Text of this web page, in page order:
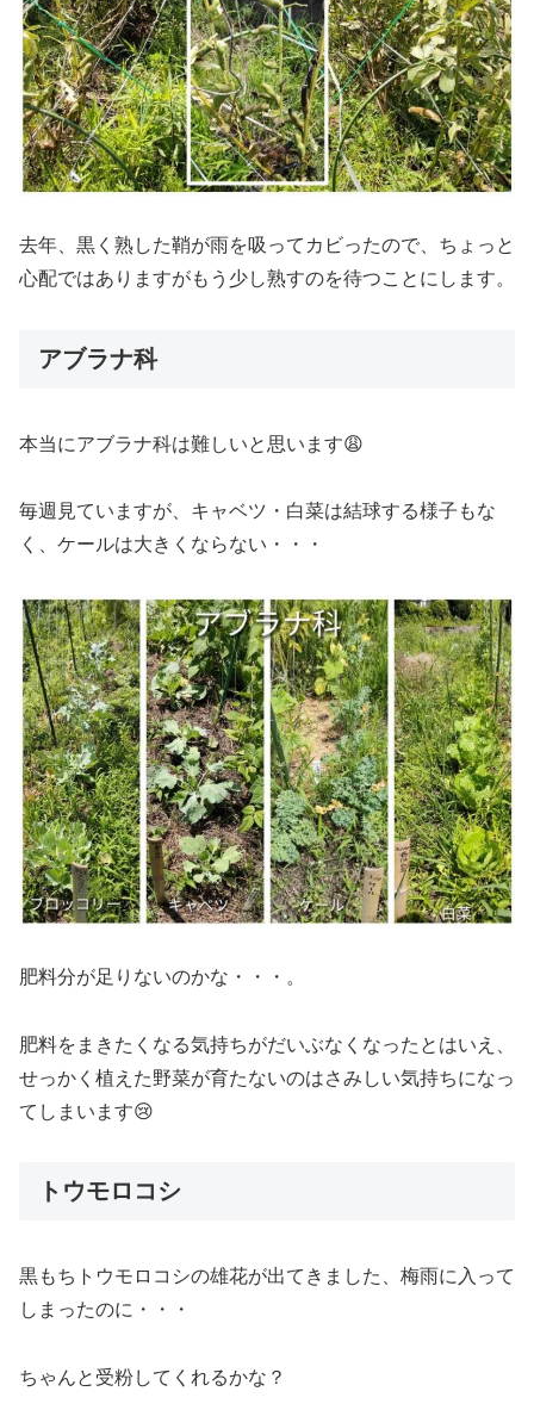
去年、黒く熟した鞘が雨を吸ってカビったので、ちょっと
心配ではありますがもう少し熟すのを待つことにします。
アブラナ科
本当にアブラナ科は難しいと思います😩
毎週見ていますが、キャベツ・白菜は結球する様子もな
く、ケールは大きくならない・・・
肥料分が足りないのかな・・・。
肥料をまきたくなる気持ちがだいぶなくなったとはいえ、
せっかく植えた野菜が育たないのはさみしい気持ちになっ
てしまいます😢
トウモロコシ
黒もちトウモロコシの雄花が出てきました、梅雨に入って
しまったのに・・・
ちゃんと受粉してくれるかな？